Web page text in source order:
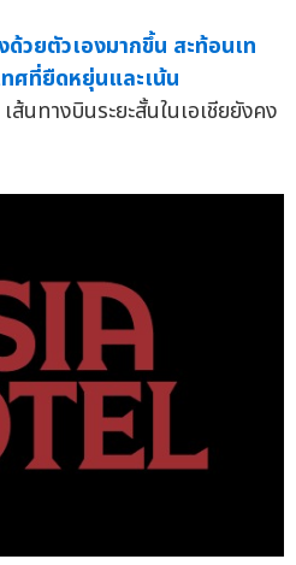
วยตัวเองมากขึ้น สะท้อนเท
ทศที่ยืดหยุ่นและเน้น
นทางบินระยะสั้นในเอเชียยังคง